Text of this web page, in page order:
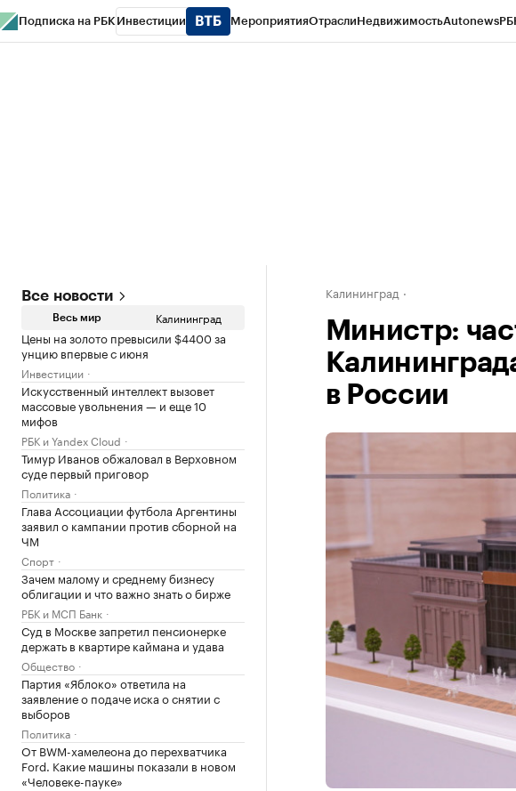
Подписка на РБК Инвестиции МероприятияОтраслиНедвижимостьAutonews
Все новости
Весь мир Калининград
Цены на золото превысили $4400 за
унцию впервые с июня
Инвестиции
Искусственный интеллект вызовет
массовые увольнения — и еще 10
мифов
РБК и Yandex Cloud
Тимур Иванов обжаловал в Верховном
суде первый приговор
Политика
Глава Ассоциации футбола Аргентины
заявил о кампании против сборной на
ЧМ
Спорт
Зачем малому и среднему бизнесу
облигации и что важно знать о бирже
РБК и МСП Банк
Суд в Москве запретил пенсионерке
держать в квартире каймана и удава
Общество
Партия «Яблоко» ответила на
заявление о подаче иска о снятии с
выборов
Политика
От BWM-хамелеона до перехватчика
Ford. Какие машины показали в новом
«Человеке-пауке»
Калининград
Министр:
в России